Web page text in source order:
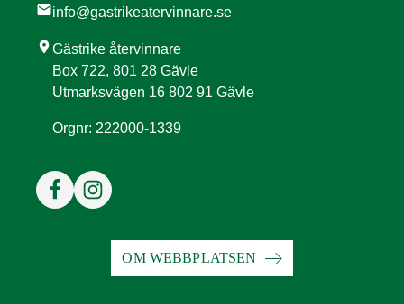
mailinfo@gastrikeatervinnare.se
location_onGästrike återvinnare
Box 722, 801 28 Gävle
Utmarksvägen 16 802 91 Gävle
Orgnr: 222000-1339
OM WEBBPLATSEN